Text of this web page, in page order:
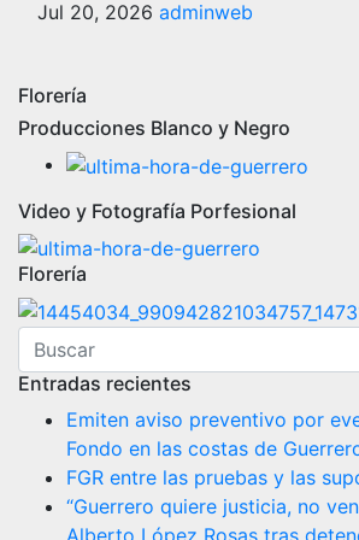
Jul 20, 2026 adminweb
Florería
Producciones Blanco y Negro
Video y Fotografía Porfesional
Florería
Entradas recientes
Emiten aviso preventivo por
Fondo en las costas de
FGR entre las pruebas y las
“Guerrero quiere justicia, no
Alberto López Rosas tras